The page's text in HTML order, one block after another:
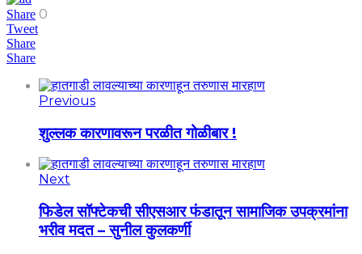
Share 0
Tweet
Share
Share
Previous
शुल्लक कारणावरून परळीत गोळीबार !
Next
फिडेल सॉफ्टेकची सीएसआर फंडातून सामाजिक उपक्रमांना
भरीव मदत – सुनील कुलकर्णी